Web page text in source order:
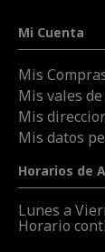
Mi Cuenta
Mis
Mis vales
Mis
Mis datos
Horarios de
Lunes a
Horario